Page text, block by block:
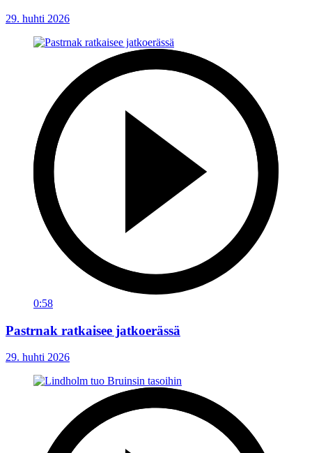
29. huhti 2026
0:58
Pastrnak ratkaisee jatkoerässä
29. huhti 2026